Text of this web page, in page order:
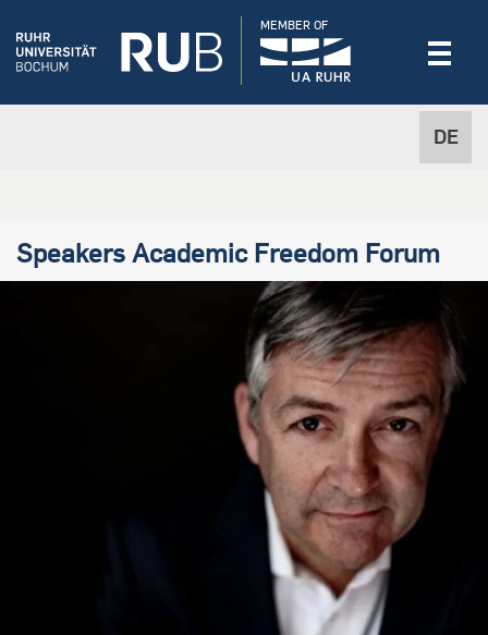
DE
MEMBER OF
Speakers Academic Freedom Forum